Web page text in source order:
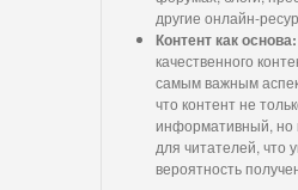
другие онлайн-
Контент как основа:
качественного
самым важным
что контент не
информативный, но
для читателей, что
вероятность